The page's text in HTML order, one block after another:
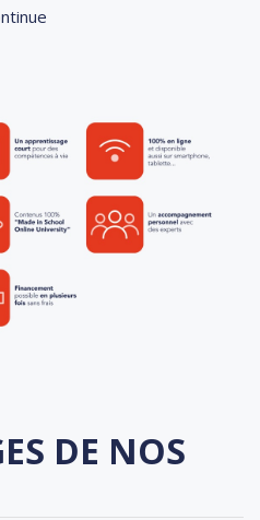
DE NOS